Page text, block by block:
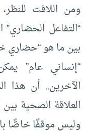
ومن اللافت
“التفاعل
بين ما هو “حضاري
“إنساني عام”
الآخرين.. أن هذا
العلاقة الصحية
وليس موقفًا خاصًّا